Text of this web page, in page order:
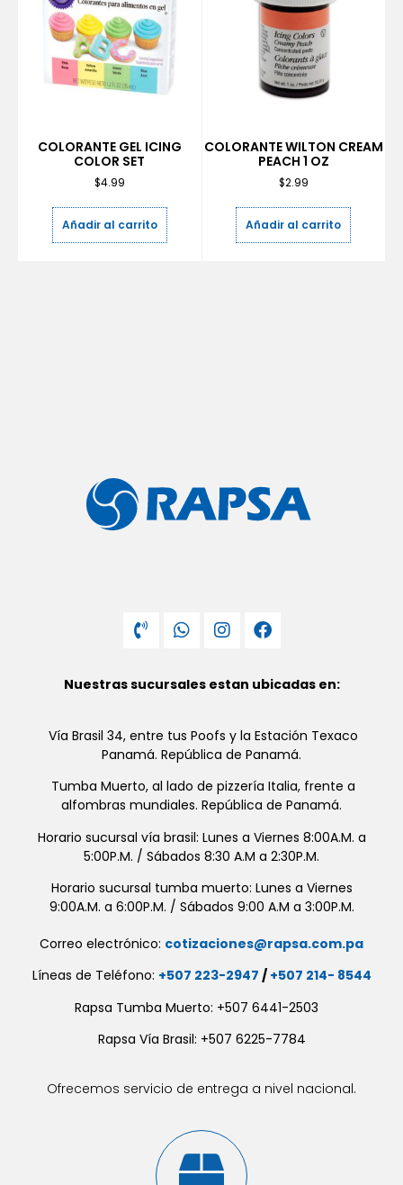
COLORANTE GEL ICING
COLOR SET
$4.99
Añadir al carrito
COLORANTE WILTON CREAM
PEACH 1 OZ
$2.99
Añadir al carrito
Nuestras sucursales estan ubicadas en:
Vía Brasil 34, entre tus Poofs y la Estación Texaco
Panamá. República de Panamá.
Tumba Muerto, al lado de pizzería Italia, frente a
alfombras mundiales. República de Panamá.
Horario sucursal vía brasil: Lunes a Viernes 8:00A.M. a
5:00P.M. / Sábados 8:30 A.M a 2:30P.M.
Horario sucursal tumba muerto: Lunes a Viernes
9:00A.M. a 6:00P.M. / Sábados 9:00 A.M a 3:00P.M.
Correo electrónico: cotizaciones@rapsa.com.pa
Líneas de Teléfono: +507 223-2947 / +507 214- 8544
Rapsa Tumba Muerto: +507 6441-2503
Rapsa Vía Brasil: +507 6225-7784
Ofrecemos servicio de entrega a nivel nacional.